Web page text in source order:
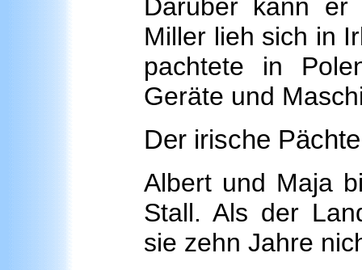
Darüber kann er
Miller lieh sich in
pachtete in
Geräte und
Der irische
Albert und Maja
Stall. Als der
sie zehn Jahre